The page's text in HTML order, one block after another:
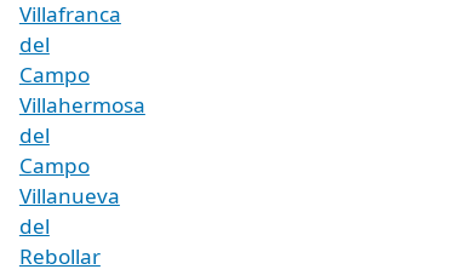
Villafranca
del
Campo
Villahermosa
del
Campo
Villanueva
del
Rebollar